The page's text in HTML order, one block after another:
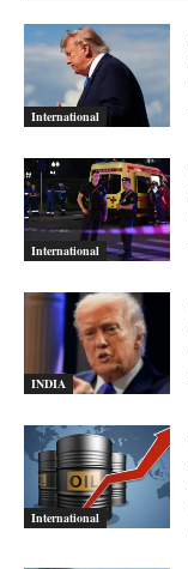
International
International
INDIA
International